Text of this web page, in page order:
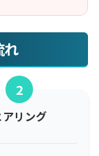
れ
2
アリング